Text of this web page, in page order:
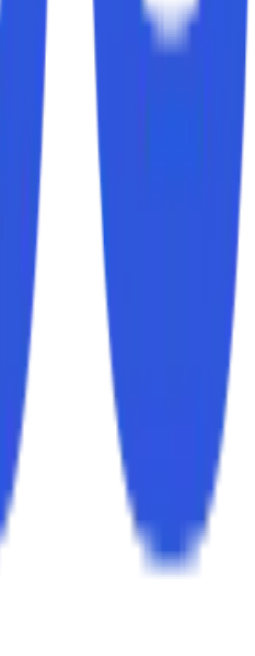
melambat.
yang tidak diinginkan.
jaringan.